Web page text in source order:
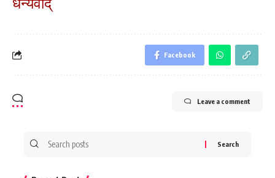
Facebook
Leave a comment
Search